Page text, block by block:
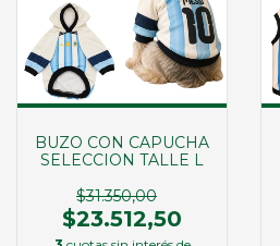
BUZO CON CAPUCHA
SELECCION TALLE L
$31.350,00
$23.512,50